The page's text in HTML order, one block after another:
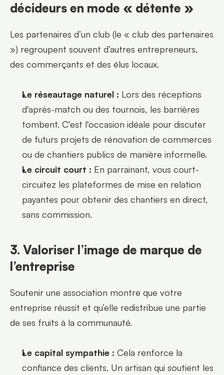
décideurs en mode « détente »
Les partenaires d’un club (le « club des partenaires
») regroupent souvent d’autres entrepreneurs,
des commerçants et des élus locaux.
Le réseautage naturel : Lors des réceptions
d'après-match ou des tournois, les barrières
tombent. C'est l'occasion idéale pour discuter
de futurs projets de rénovation de commerces
ou de chantiers publics de manière informelle.
Le circuit court : En parrainant, vous court-
circuitez les plateformes de mise en relation
payantes pour obtenir des chantiers en direct,
sans commission.
3. Valoriser l’image de marque de
l’entreprise
Soutenir une association montre que votre
entreprise réussit et qu’elle redistribue une partie
de ses fruits à la communauté.
Le capital sympathie : Cela renforce la
confiance des clients. Un artisan qui soutient les